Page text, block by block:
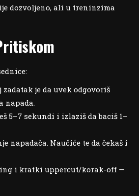
dozvoljeno, ali u treninzima
je da uvek odgovoriš
napada.
5–7 sekundi i izlaziš da baciš 1–
napadača. Naučiće te da čekaš i
i kratki uppercut/korak-off —